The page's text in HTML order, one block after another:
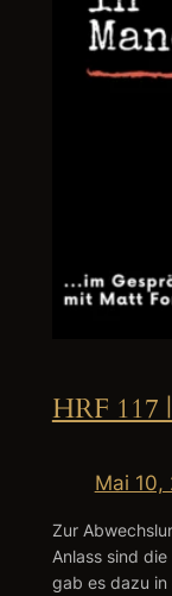
HRF 117
Mai 10,
Zur
Anlass sind
gab es dazu in